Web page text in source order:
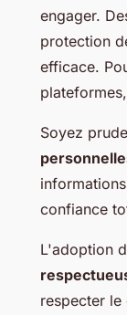
engager.
protection
efficace.
Soyez
confiance
L'adoption
respecter le